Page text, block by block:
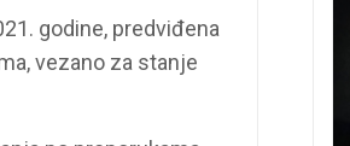
godine, predviđena
vezano za stanje